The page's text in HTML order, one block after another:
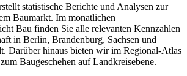
statistische Berichte und Analysen zur
Baumarkt. Im monatlichen
Bau finden Sie alle relevanten Kennzahlen
in Berlin, Brandenburg, Sachsen und
Darüber hinaus bieten wir im Regional-Atlas
Baugeschehen auf Landkreisebene.